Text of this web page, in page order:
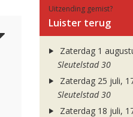
Uitzending gemist?
Luister terug
Zaterdag 1
Sleutelstad 30
Zaterdag 25 juli,
Sleutelstad 30
Zaterdag 18 juli,